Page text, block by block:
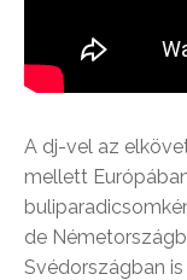
A dj-vel az
mellett
de
Svédországban